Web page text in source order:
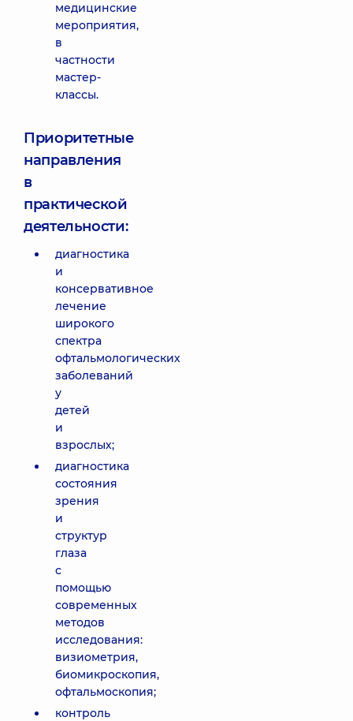
медицинские
мероприятия,
в
частности
мастер-
классы.
Приоритетные
направления
в
практической
деятельности:
диагностика
и
консервативное
лечение
широкого
спектра
офтальмологических
заболеваний
у
детей
и
взрослых;
диагностика
состояния
зрения
и
структур
глаза
с
помощью
современных
методов
исследования:
визиометрия,
биомикроскопия,
офтальмоскопия;
контроль